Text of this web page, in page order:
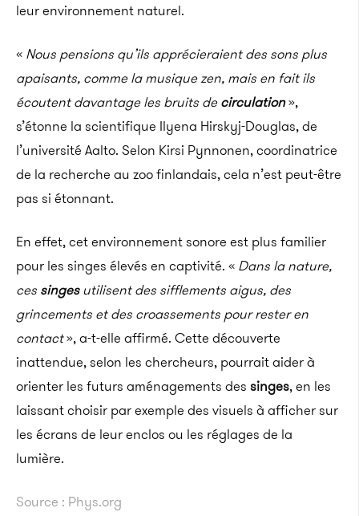
leur environnement naturel.
« Nous pensions qu’ils apprécieraient des sons plus
apaisants, comme la musique zen, mais en fait ils
écoutent davantage les bruits decirculation»,
s’étonne la scientifique Ilyena Hirskyj-Douglas, de
l’université Aalto. Selon Kirsi Pynnonen, coordinatrice
de la recherche au zoo finlandais, cela n’est peut-être
pas si étonnant.
En effet, cet environnement sonore est plus familier
pour les singes élevés en captivité. « Dans la nature,
ces singesutilisent des sifflements aigus, des
grincements et des croassements pour rester en
contact», a-t-elle affirmé. Cette découverte
inattendue, selon les chercheurs, pourrait aider à
orienter les futurs aménagements des singes, en les
laissant choisir par exemple des visuels à afficher sur
les écrans de leur enclos ou les réglages de la
lumière.
Source : Phys.org